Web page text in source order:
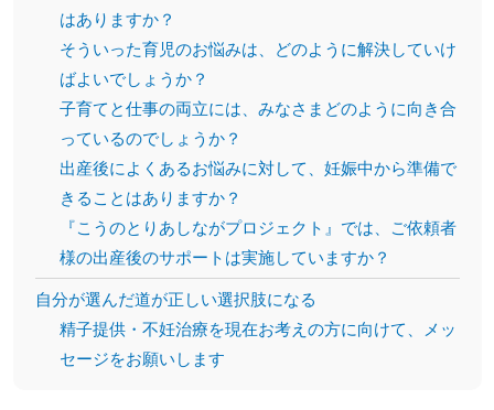
はありますか？
そういった育児のお悩みは、どのように解決していけ
ばよいでしょうか？
子育てと仕事の両立には、みなさまどのように向き合
っているのでしょうか？
出産後によくあるお悩みに対して、妊娠中から準備で
きることはありますか？
『こうのとりあしながプロジェクト』では、ご依頼者
様の出産後のサポートは実施していますか？
自分が選んだ道が正しい選択肢になる
精子提供・不妊治療を現在お考えの方に向けて、メッ
セージをお願いします